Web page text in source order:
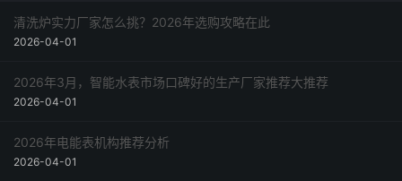
清洗炉实力厂家怎么挑？2026年选购攻略在此
2026-04-01
2026年3月，智能水表市场口碑好的生产厂家推荐大推荐
2026-04-01
2026年电能表机构推荐分析
2026-04-01